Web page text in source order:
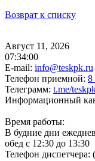
Возврат к списку
Август 11, 2026
07:34:00
E-mail: info@teskpk.ru
Телефон приемной: 8
Телеграмм: t.me/
Информационный
Время работы:
В будние дни
обед с 12:30 до 13:30
Телефон диспетчера: